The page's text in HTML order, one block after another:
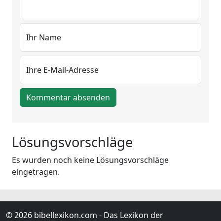
Ihr Name
Ihre E-Mail-Adresse
Kommentar absenden
Lösungsvorschläge
Es wurden noch keine Lösungsvorschläge
eingetragen.
© 2026 bibellexikon.com - Das Lexikon der